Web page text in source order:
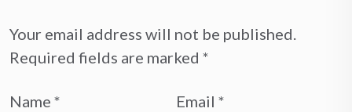
Your email address will not be published.
Required fields are marked *
Name * Email *